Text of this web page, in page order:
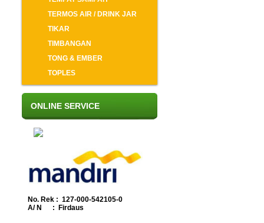
TERMOS AIR / DRINK JAR
TIKAR
TIMBANGAN
TONG & EMBER
TOPLES
ONLINE SERVICE
No. Rek : 127-000-542105-0
A/ N : Firdaus